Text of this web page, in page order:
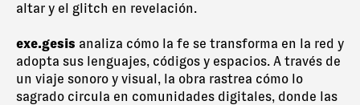
altar y el glitch en revelación.
exe.gesis analiza cómo la fe se transforma en la red y
adopta sus lenguajes, códigos y espacios. A través de
un viaje sonoro y visual, la obra rastrea cómo lo
sagrado circula en comunidades digitales, donde las